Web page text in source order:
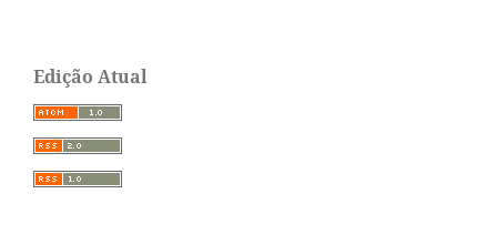
Edição Atual